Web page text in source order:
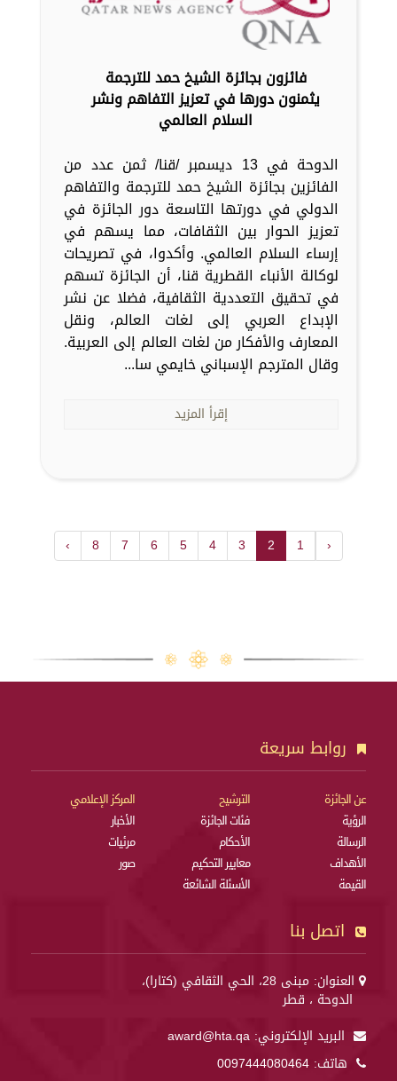
فائزون بجائزة الشيخ حمد للترجمة
يثمنون دورها في تعزيز التفاهم ونشر
السلام العالمي
الدوحة في 13 ديسمبر /قنا/ ثمن عدد من
الفائزين بجائزة الشيخ حمد للترجمة والتفاهم
الدولي في دورتها التاسعة دور الجائزة في
تعزيز الحوار بين الثقافات، مما يسهم في
إرساء السلام العالمي. وأكدوا، في تصريحات
لوكالة الأنباء القطرية قنا، أن الجائزة تسهم
في تحقيق التعددية الثقافية، فضلا عن نشر
الإبداع العربي إلى لغات العالم، ونقل
المعارف والأفكار من لغات العالم إلى العربية.
وقال المترجم الإسباني خايمي سا...
إقرأ المزيد
‹
1
2
3
4
5
6
7
8
›
روابط سريعة
عن الجائزة
الرؤية
الرسالة
الأهداف
القيمة
الترشيح
فئات الجائزة
الأحكام
معايير التحكيم
الأسئلة الشائعة
المركز الإعلامي
الأخبار
مرئيات
صور
اتصل بنا
العنوان: مبنى 28، الحي الثقافي (كتارا)،
الدوحة ، قطر
البريد الإلكتروني: award@hta.qa
هاتف: 0097444080464